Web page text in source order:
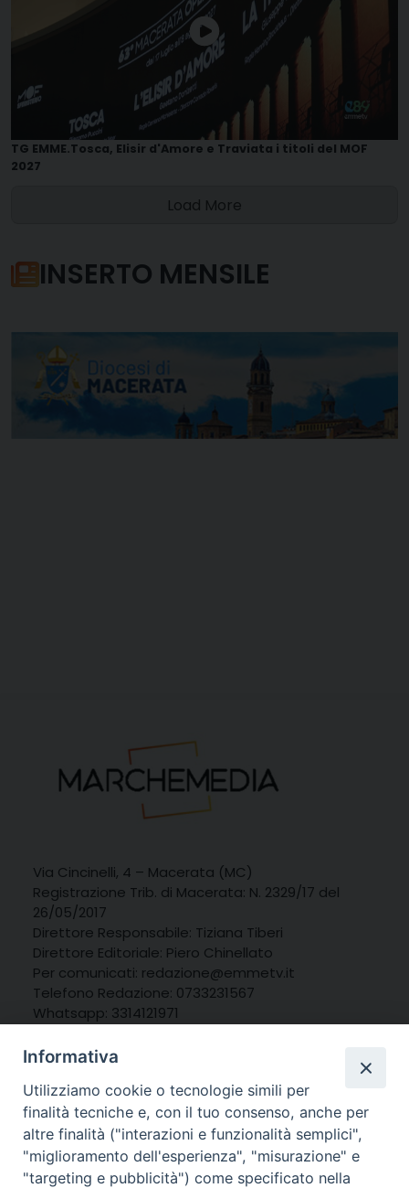
TG EMME.Tosca, Elisir d'Amore e Traviata i titoli del MOF
2027
Load More
INSERTO MENSILE
Via Cincinelli, 4 – Macerata (MC)
Registrazione Trib. di Macerata: N. 2329/17 del
26/05/2017
Direttore Responsabile: Tiziana Tiberi
Direttore Editoriale: Piero Chinellato
Per comunicati: redazione@emmetv.it
Telefono Redazione: 0733231567
Whatsapp: 3314121971
Informativa
Utilizziamo cookie o tecnologie simili per
finalità tecniche e, con il tuo consenso, anche per
altre finalità ("interazioni e funzionalità semplici",
"miglioramento dell'esperienza", "misurazione" e
"targeting e pubblicità") come specificato nella